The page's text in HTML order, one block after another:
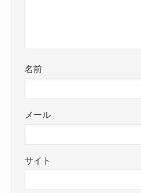
名前
メール
サイト